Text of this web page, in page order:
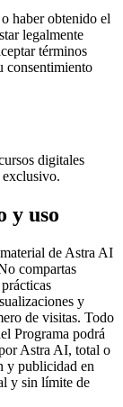
haber obtenido el
legalmente
términos
consentimiento
digitales
exclusivo.
y uso
de Astra AI
compartas
y
de visitas. Todo
Programa podrá
Astra AI, total o
y publicidad en
y sin límite de